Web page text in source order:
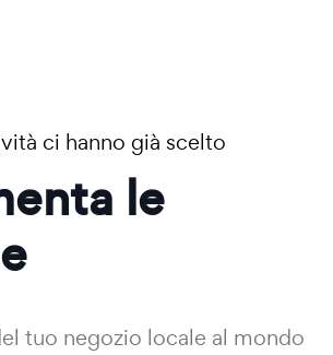
ci hanno già scelto
le
tuo negozio locale al mondo